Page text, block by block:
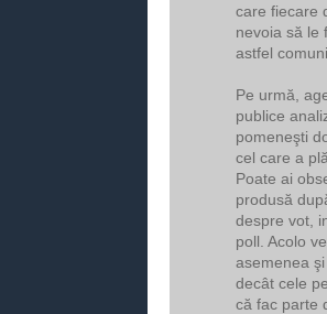
care fiecare
nevoia să le
astfel
Pe urmă,
publice
pomeneşti
cel care a
Poate ai
produsă
despre vot,
poll. Acolo
asemenea
decât cele
că fac parte